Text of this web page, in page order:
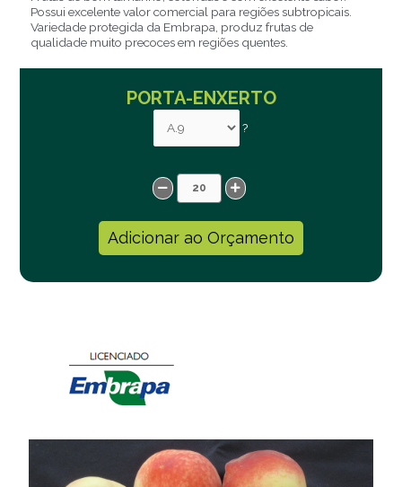
Possui excelente valor comercial para regiões subtropicais.
Variedade protegida da Embrapa, produz frutas de
qualidade muito precoces em regiões quentes.
PORTA-ENXERTO
?
Adicionar ao Orçamento